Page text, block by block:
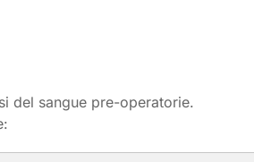
del sangue pre-operatorie.